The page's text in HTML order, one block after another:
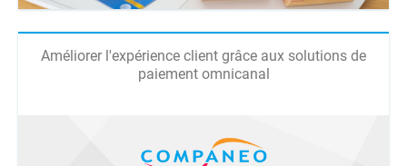
Améliorer l'expérience client grâce aux solutions de
paiement omnicanal